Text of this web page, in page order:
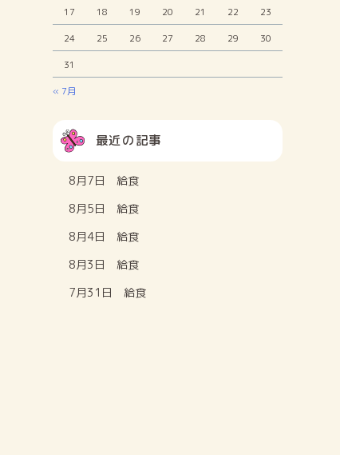
« 7月
17 18 19 20 21 22 23
24 25 26 27 28 29 30
31
最近の記事
8月7日 給食
8月5日 給食
8月4日 給食
8月3日 給食
7月31日 給食